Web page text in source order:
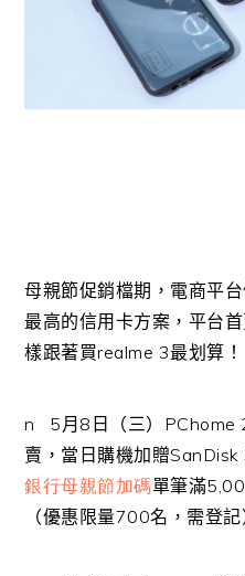
母親節促銷檔期，電商平
最高的信用卡方案，平台
樣跟著買realme 3最划算！
n 5月 8 日（三） PChome
賣，當日購機加贈
銀行母親節加碼單筆滿
（優惠限量700名，需登記